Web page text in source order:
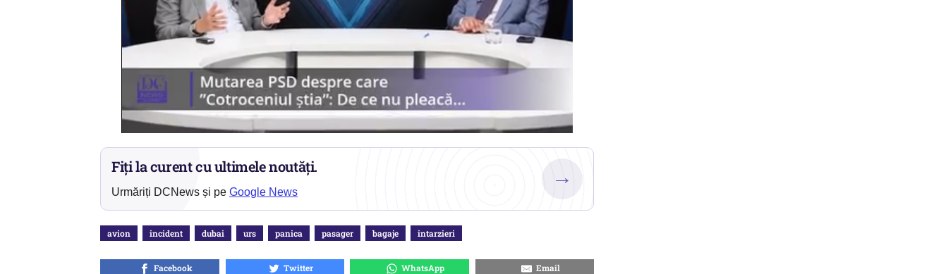
Fiți la curent cu ultimele noutăți.
Urmăriți DCNews și pe Google News
→
avion incident dubai urs panica pasager bagaje intarzieri
Facebook Twitter WhatsApp Email